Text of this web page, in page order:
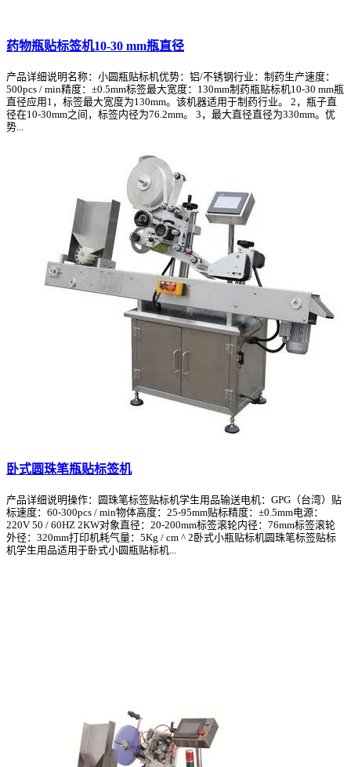
药物瓶贴标签机10-30 mm瓶直径
产品详细说明名称：小圆瓶贴标机优势：铝/不锈钢行业：制药生产速度：
500pcs / min精度：±0.5mm标签最大宽度：130mm制药瓶贴标机10-30 mm瓶
直径应用1，标签最大宽度为130mm。该机器适用于制药行业。 2，瓶子直
径在10-30mm之间，标签内径为76.2mm。 3，最大直径直径为330mm。优
势...
卧式圆珠笔瓶贴标签机
产品详细说明操作：圆珠笔标签贴标机学生用品输送电机：GPG（台湾）贴
标速度：60-300pcs / min物体高度：25-95mm贴标精度：±0.5mm电源：
220V 50 / 60HZ 2KW对象直径：20-200mm标签滚轮内径：76mm标签滚轮
外径：320mm打印机耗气量：5Kg / cm ^ 2卧式小瓶贴标机圆珠笔标签贴标
机学生用品适用于卧式小圆瓶贴标机...